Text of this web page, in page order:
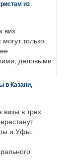
из
виз
только
деловыми
в Казани,
визы в трех
и Уфы.